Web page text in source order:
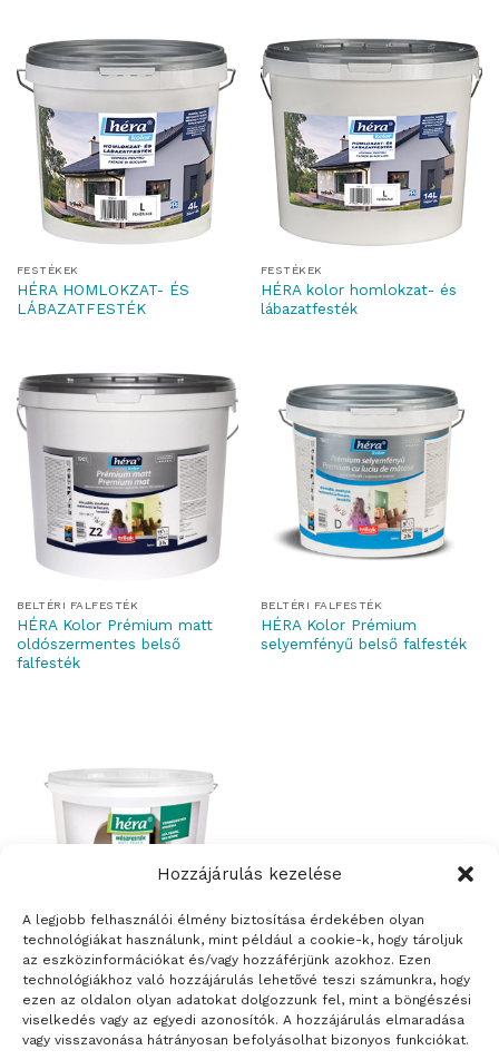
Hozzájárulás kezelése
A legjobb felhasználói élmény biztosítása érdekében olyan
technológiákat használunk, mint például a cookie-k, hogy tároljuk
az eszközinformációkat és/vagy hozzáférjünk azokhoz. Ezen
technológiákhoz való hozzájárulás lehetővé teszi számunkra, hogy
ezen az oldalon olyan adatokat dolgozzunk fel, mint a böngészési
viselkedés vagy az egyedi azonosítók. A hozzájárulás elmaradása
vagy visszavonása hátrányosan befolyásolhat bizonyos funkciókat.
FESTÉKEK
HÉRA HOMLOKZAT- ÉS
LÁBAZATFESTÉK
FESTÉKEK
HÉRA kolor homlokzat- és
lábazatfesték
BELTÉRI FALFESTÉK
HÉRA Kolor Prémium matt
oldószermentes belső
falfesték
BELTÉRI FALFESTÉK
HÉRA Kolor Prémium
selyemfényű belső falfesték
BELTÉRI FALFESTÉK
HÉRA mészfesték